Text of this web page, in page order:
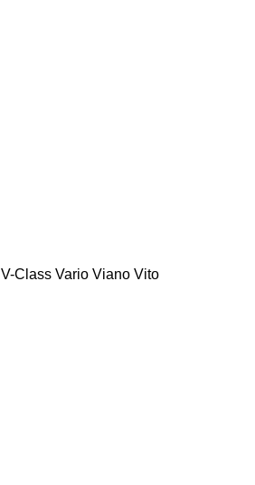
V-Class Vario Viano Vito